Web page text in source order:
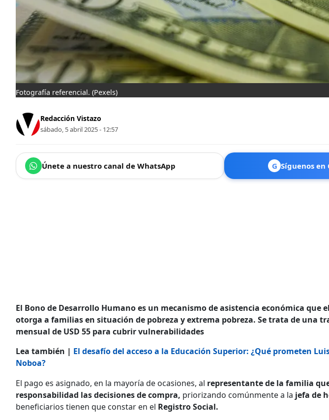
Fotografía referencial. (Pexels)
Redacción Vistazo
sábado, 5 abril 2025 - 12:57
Únete a nuestro canal de WhatsApp G Síguenos en
El Bono de Desarrollo Humano es un mecanismo de asistencia económica que
otorga a familias en situación de pobreza y extrema pobreza. Se trata de una
mensual de USD 55 para cubrir vulnerabilidades
Lea también | El desafío del acceso a la Educación Superior: ¿Qué prometen
Noboa?
El pago es asignado, en la mayoría de ocasiones, al representante de la familia
responsabilidad las decisiones de compra, priorizando comúnmente a la jefa de
beneficiarios tienen que constar en el Registro Social.